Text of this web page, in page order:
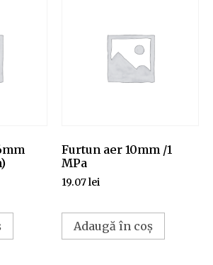
Furtun aer 10mm /1
MPa
19.07lei
Adaugă în coș